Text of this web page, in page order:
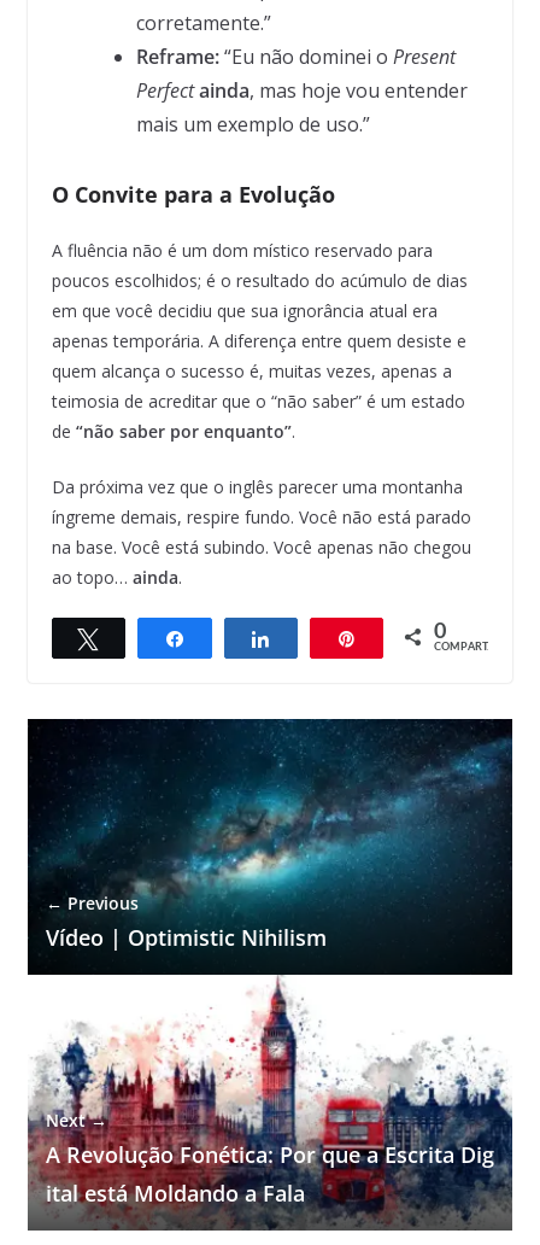
corretamente.”
Reframe:“Eu não dominei o Present
Perfectainda, mas hoje vou entender
mais um exemplo de uso.”
O Convite para a Evolução
A fluência não é um dom místico reservado para
poucos escolhidos; é o resultado do acúmulo de dias
em que você decidiu que sua ignorância atual era
apenas temporária. A diferença entre quem desiste e
quem alcança o sucesso é, muitas vezes, apenas a
teimosia de acreditar que o “não saber” é um estado
de “não saber por enquanto”.
Da próxima vez que o inglês parecer uma montanha
íngreme demais, respire fundo. Você não está parado
na base. Você está subindo. Você apenas não chegou
ao topo… ainda.
Compartilhar Compartilhar 0
COMPART.
← Previous
Vídeo | Optimistic Nihilism
Next →
A Revolução Fonética: Por que a Escrita Dig
ital está Moldando a Fala